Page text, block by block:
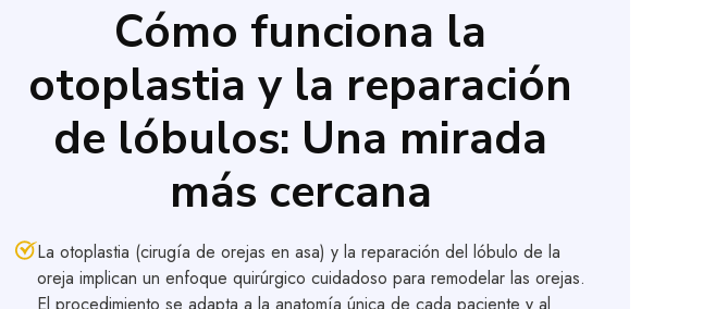
Cómo funciona la
otoplastia y la reparación
de lóbulos: Una mirada
más cercana
La otoplastia (cirugía de orejas en asa) y la reparación del lóbulo de la
oreja implican un enfoque quirúrgico cuidadoso para remodelar las orejas.